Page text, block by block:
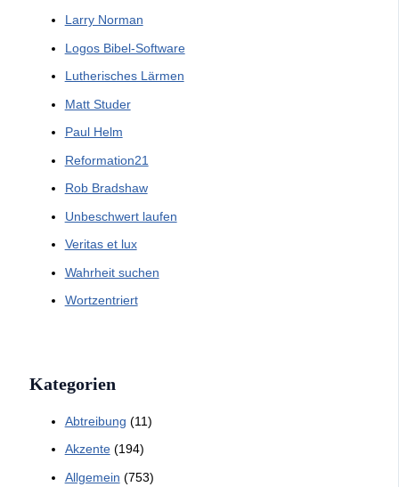
Larry Norman
Logos Bibel-Software
Lutherisches Lärmen
Matt Studer
Paul Helm
Reformation21
Rob Bradshaw
Unbeschwert laufen
Veritas et lux
Wahrheit suchen
Wortzentriert
Kategorien
Abtreibung (11)
Akzente(194)
Allgemein (753)